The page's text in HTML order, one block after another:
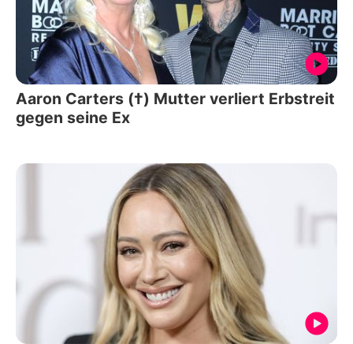
Aaron Carters (†) Mutter verliert Erbstreit
gegen seine Ex